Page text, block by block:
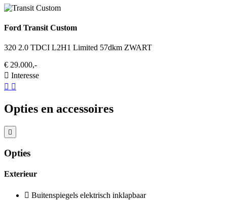
Ford Transit Custom
320 2.0 TDCI L2H1 Limited 57dkm ZWART
€ 29.000,-
Interesse
Opties en accessoires
Opties
Exterieur
Buitenspiegels elektrisch inklapbaar